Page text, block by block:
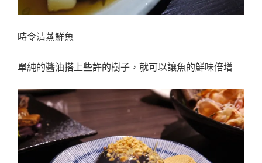
時令清蒸鮮魚
單純的醬油搭上些許的樹子，就可以讓魚的鮮味倍增